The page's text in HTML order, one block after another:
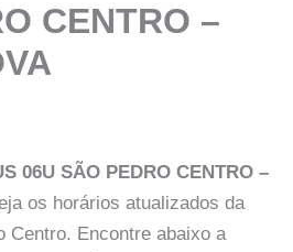
CENTRO –
06U SÃO PEDRO CENTRO –
os horários atualizados da
Centro. Encontre abaixo a